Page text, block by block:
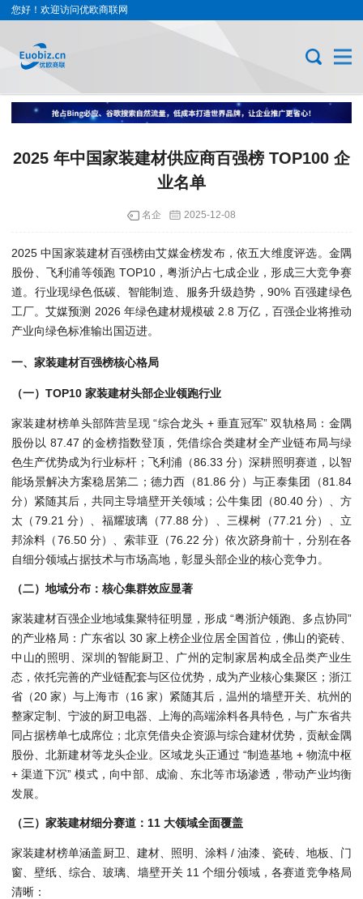
您好！欢迎访问优欧商联网
2025 年中国家装建材供应商百强榜 TOP100 企
业名单
名企 2025-12-08
2025 中国家装建材百强榜由艾媒金榜发布，依五大维度评选。金隅
股份、飞利浦等领跑 TOP10，粤浙沪占七成企业，形成三大竞争赛
道。行业现绿色低碳、智能制造、服务升级趋势，90% 百强建绿色
工厂。艾媒预测 2026 年绿色建材规模破 2.8 万亿，百强企业将推动
产业向绿色标准输出国迈进。
一、家装建材百强榜核心格局
（一）TOP10 家装建材头部企业领跑行业
家装建材榜单头部阵营呈现 “综合龙头 + 垂直冠军” 双轨格局：金隅
股份以 87.47 的金榜指数登顶，凭借综合类建材全产业链布局与绿
色生产优势成为行业标杆；飞利浦（86.33 分）深耕照明赛道，以智
能场景解决方案稳居第二；德力西（81.86 分）与正泰集团（81.84
分）紧随其后，共同主导墙壁开关领域；公牛集团（80.40 分）、方
太（79.21 分）、福耀玻璃（77.88 分）、三棵树（77.21 分）、立
邦涂料（76.50 分）、索菲亚（76.22 分）依次跻身前十，分别在各
自细分领域占据技术与市场高地，彰显头部企业的核心竞争力。
（二）地域分布：核心集群效应显著
家装建材百强企业地域集聚特征明显，形成 “粤浙沪领跑、多点协同”
的产业格局：广东省以 30 家上榜企业位居全国首位，佛山的瓷砖、
中山的照明、深圳的智能厨卫、广州的定制家居构成全品类产业生
态，依托完善的产业链配套与区位优势，成为产业核心集聚区；浙江
省（20 家）与上海市（16 家）紧随其后，温州的墙壁开关、杭州的
整家定制、宁波的厨卫电器、上海的高端涂料各具特色，与广东省共
同占据榜单七成席位；北京凭借央企资源与综合建材优势，贡献金隅
股份、北新建材等龙头企业。区域龙头正通过 “制造基地 + 物流中枢
+ 渠道下沉” 模式，向中部、成渝、东北等市场渗透，带动产业均衡
发展。
（三）家装建材细分赛道：11 大领域全面覆盖
家装建材榜单涵盖厨卫、建材、照明、涂料 / 油漆、瓷砖、地板、门
窗、壁纸、综合、玻璃、墙壁开关 11 个细分领域，各赛道竞争格局
清晰：